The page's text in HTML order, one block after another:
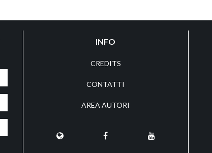
INFO
CREDITS
CONTATTI
AREA AUTORI